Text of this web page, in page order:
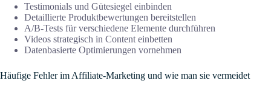
Testimonials und Gütesiegel einbinden
Detaillierte Produktbewertungen bereitstellen
A/B-Tests für verschiedene Elemente durchführen
Videos strategisch in Content einbetten
Datenbasierte Optimierungen vornehmen
Häufige Fehler im Affiliate-Marketing und wie man sie vermeidet